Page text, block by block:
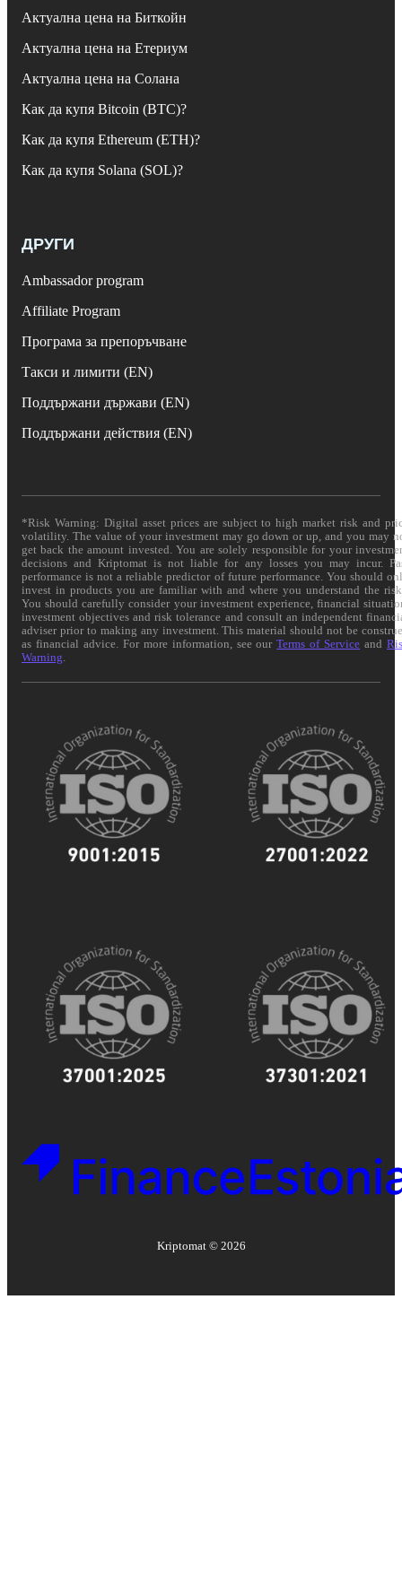
Актуална цена на Биткойн
Актуална цена на Етериум
Актуална цена на Солана
Как да купя Bitcoin (BTC)?
Как да купя Ethereum (ETH)?
Как да купя Solana (SOL)?
ДРУГИ
Ambassador program
Affiliate Program
Програма за препоръчване
Такси и лимити (EN)
Поддържани държави (EN)
Поддържани действия (EN)
*Risk Warning: Digital asset prices are subject to high market risk and
volatility. The value of your investment may go down or up, and you may
get back the amount invested. You are solely responsible for your
decisions and Kriptomat is not liable for any losses you may incur.
performance is not a reliable predictor of future performance. You should
invest in products you are familiar with and where you understand the
You should carefully consider your investment experience, financial
investment objectives and risk tolerance and consult an independent
adviser prior to making any investment. This material should not be
as financial advice. For more information, see ourTerms of Service and
Warning
Kriptomat © 2026